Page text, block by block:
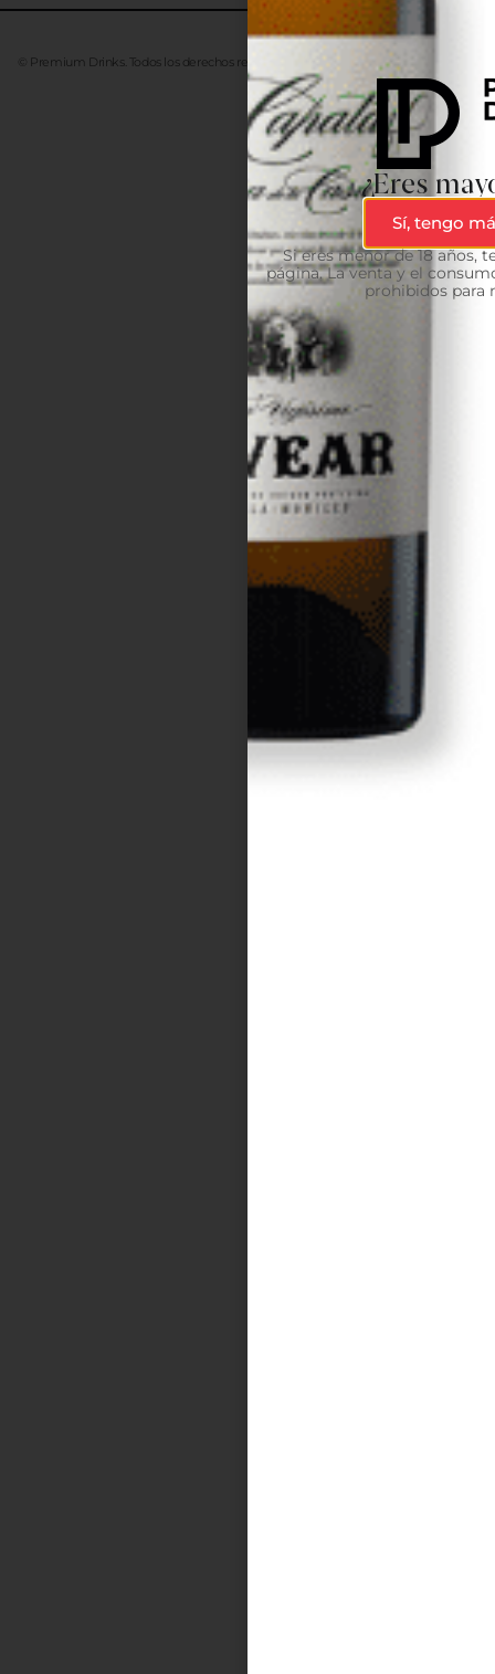
© Premium Drinks. Todos los derechos reservados. Desarrollado Advanze
¿Eres
Sí, tengo
Si eres menor de 18 años,
página. La venta y el
prohibidos para